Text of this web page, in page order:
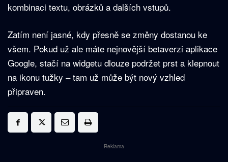
kombinaci textu, obrázků a dalších vstupů.
Zatím není jasné, kdy přesně se změny dostanou ke
všem. Pokud už ale máte nejnovější betaverzi aplikace
Google, stačí na widgetu dlouze podržet prst a klepnout
na ikonu tužky – tam už může být nový vzhled
připraven.
Reklama